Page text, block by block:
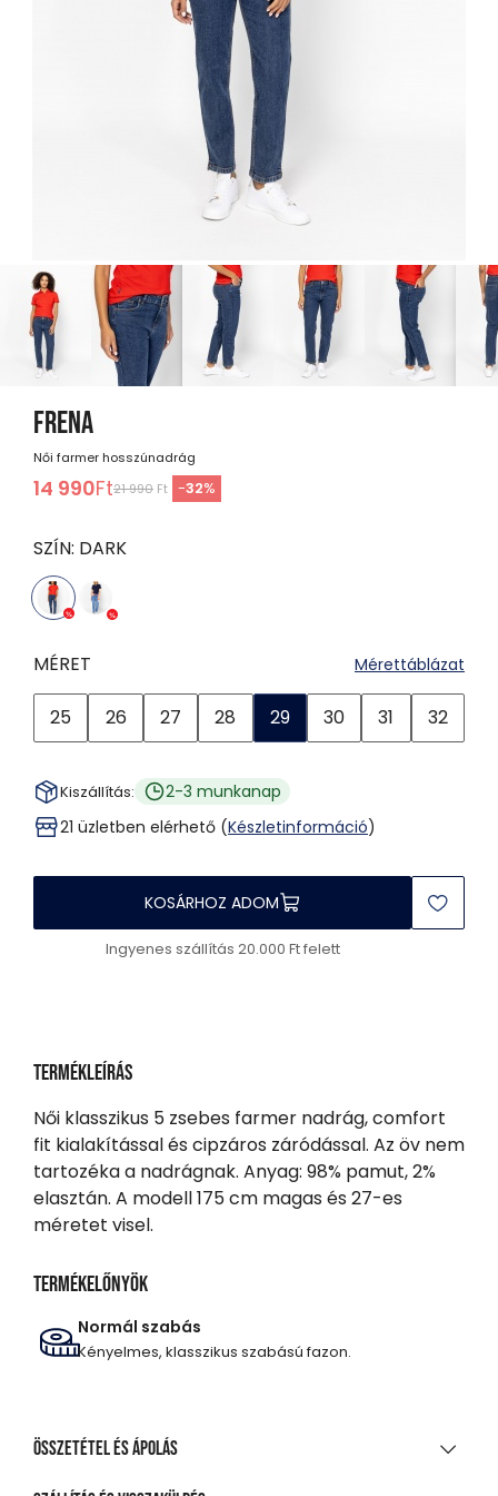
FRENA
Női farmer hosszúnadrág
14 990Ft21 990 Ft -32%
SZÍN: DARK
MÉRET Mérettáblázat
25 26 27 28 29 30 31 32
Kiszállítás:
2-3 munkanap
21 üzletben elérhető (Készletinformáció)
KOSÁRHOZ ADOM
Ingyenes szállítás 20.000 Ft felett
Termékleírás
Női klasszikus 5 zsebes farmer nadrág, comfort
fit kialakítással és cipzáros záródással. Az öv nem
tartozéka a nadrágnak. Anyag: 98% pamut, 2%
elasztán. A modell 175 cm magas és 27-es
méretet visel.
Termékelőnyök
Normál szabás
Kényelmes, klasszikus szabású fazon.
Összetétel és ápolás